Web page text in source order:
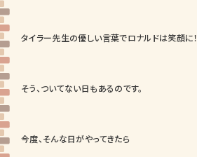
タイラー先生の優しい言葉でロナルドは笑顔に！
そう、ついてない日もあるのです。
今度、そんな日がやってきたら